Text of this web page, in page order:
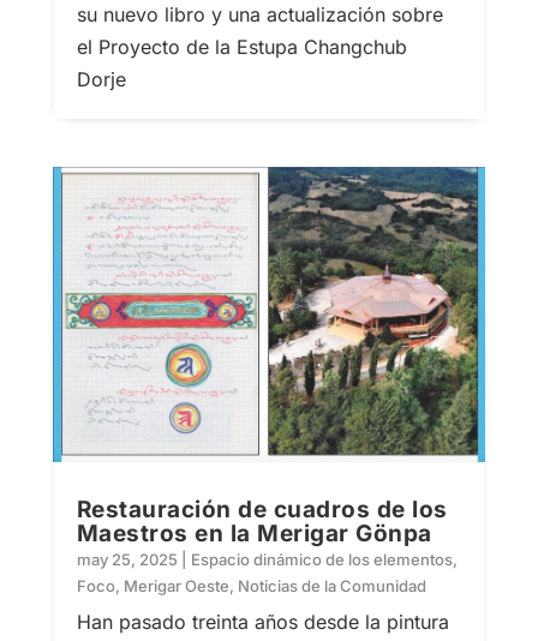
su nuevo libro y una actualización sobre
el Proyecto de la Estupa Changchub
Dorje
Restauración de cuadros de los
Maestros en la Merigar Gönpa
may 25, 2025 Espacio dinámico de los elementos,
Foco, Merigar Oeste, Noticias de la Comunidad
Han pasado treinta años desde la pintura